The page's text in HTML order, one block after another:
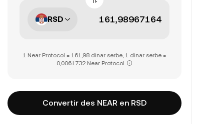
RSD
1 Near Protocol = 161,98 dinar serbe, 1 dinar serbe =
0,0061732 Near Protocol
Convertir des NEAR en RSD